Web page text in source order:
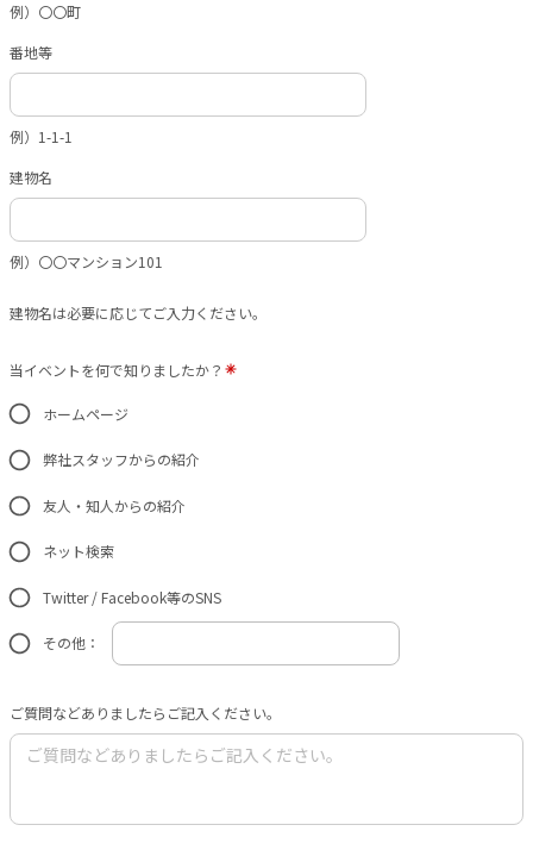
例）〇〇町
番地等
例）1-1-1
建物名
例）〇〇マンション101
建物名は必要に応じてご入力ください。
当イベントを何で知りましたか？
ホームページ
弊社スタッフからの紹介
友人・知人からの紹介
ネット検索
Twitter / Facebook等のSNS
その他：
ご質問などありましたらご記入ください。